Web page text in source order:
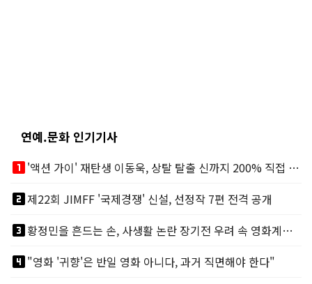
연예.문화 인기기사
looks_one
'액션 가이' 재탄생 이동욱, 상탈 탈출 신까지 200% 직접 소화
looks_two제22회 JIMFF '국제경쟁' 신설, 선정작 7편 전격 공개
looks_3
황정민을 흔드는 손, 사생활 논란 장기전 우려 속 영화계도 리스크
looks_4"영화 '귀향'은 반일 영화 아니다, 과거 직면해야 한다"